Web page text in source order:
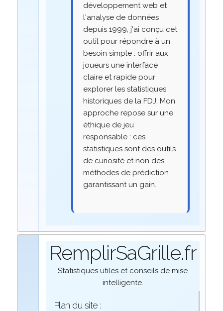
développement web et
l'analyse de données
depuis 1999, j'ai conçu cet
outil pour répondre à un
besoin simple : offrir aux
joueurs une interface
claire et rapide pour
explorer les statistiques
historiques de la FDJ. Mon
approche repose sur une
éthique de jeu
responsable : ces
statistiques sont des outils
de curiosité et non des
méthodes de prédiction
garantissant un gain.
RemplirSaGrille.fr
Statistiques utiles et conseils de mise
intelligente.
Plan du site :